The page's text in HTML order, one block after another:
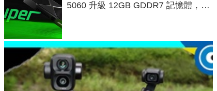
5060 升級 12GB GDDR7 記憶體，這